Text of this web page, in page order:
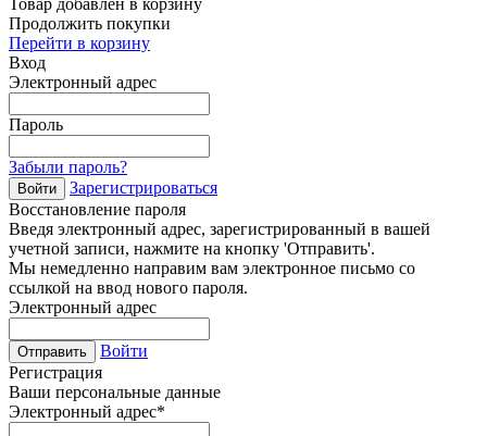
Продолжить покупки
Перейти в корзину
Вход
Электронный адрес
Пароль
Забыли пароль?
Войти
Зарегистрироваться
Восстановление пароля
Введя электронный адрес, зарегистрированный в вашей
учетной записи, нажмите на кнопку 'Отправить'.
Мы немедленно направим вам электронное письмо со
ссылкой на ввод нового пароля.
Электронный адрес
Отправить
Войти
Регистрация
Ваши персональные данные
Электронный адрес*